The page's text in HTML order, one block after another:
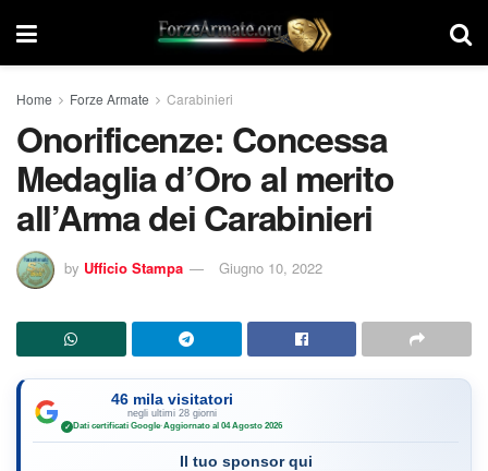
Home Forze Armate Carabinieri
Onorificenze: Concessa
Medaglia d’Oro al merito
all’Arma dei Carabinieri
by Ufficio Stampa Giugno 10, 2022
46 mila visitatori
negli ultimi 28 giorni
✓ Dati certificati Google·Aggiornato al 04 Agosto 2026
Il tuo sponsor qui